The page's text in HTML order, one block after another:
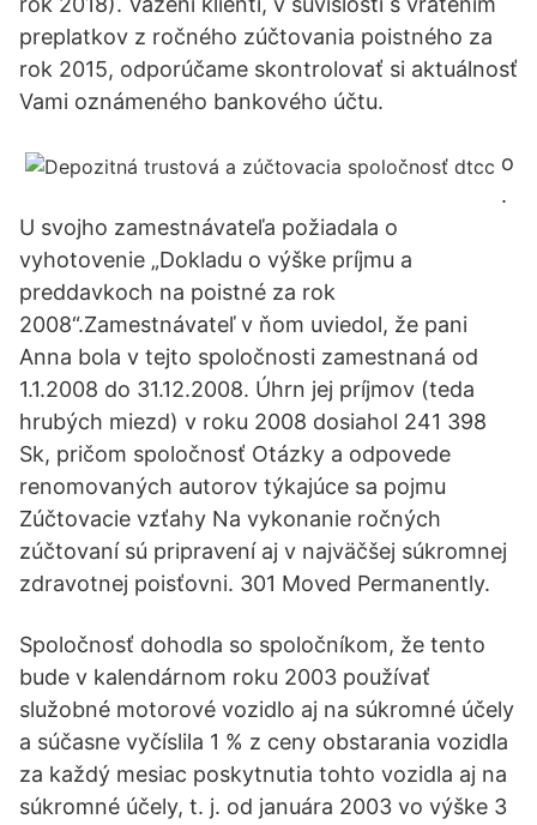
preplatkov z ročného zúčtovania poistného za
rok 2015, odporúčame skontrolovať si aktuálnosť
Vami oznámeného bankového účtu.
o
.
U svojho zamestnávateľa požiadala o
vyhotovenie „Dokladu o výške príjmu a
preddavkoch na poistné za rok
2008“.Zamestnávateľ v ňom uviedol, že pani
Anna bola v tejto spoločnosti zamestnaná od
1.1.2008 do 31.12.2008. Úhrn jej príjmov (teda
hrubých miezd) v roku 2008 dosiahol 241 398
Sk, pričom spoločnosť Otázky a odpovede
renomovaných autorov týkajúce sa pojmu
Zúčtovacie vzťahy Na vykonanie ročných
zúčtovaní sú pripravení aj v najväčšej súkromnej
zdravotnej poisťovni. 301 Moved Permanently.
Spoločnosť dohodla so spoločníkom, že tento
bude v kalendárnom roku 2003 používať
služobné motorové vozidlo aj na súkromné účely
a súčasne vyčíslila 1 % z ceny obstarania vozidla
za každý mesiac poskytnutia tohto vozidla aj na
súkromné účely, t. j. od januára 2003 vo výške 3